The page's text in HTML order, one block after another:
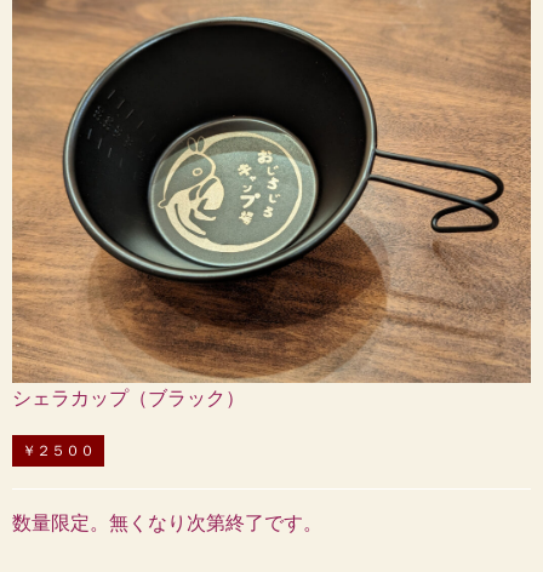
シェラカップ（ブラック）
￥２５００
数量限定。無くなり次第終了です。